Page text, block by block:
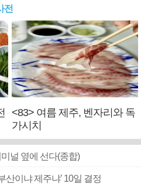
전
<83> 여름 제주, 벤자리와 독
가시치
널 옆에 선다(종합)
산이냐 제주냐’ 10일 결정